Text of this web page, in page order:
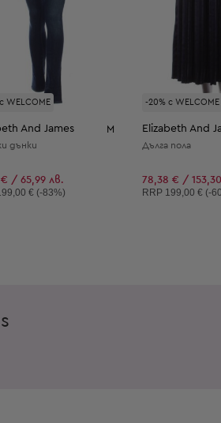
WELCOME
And James M
дънки
€ / 65,99 лв.
цена:
€ (-83%)
-20% с WELCOME
Elizabeth And
Дълга пола
78,38 € /
Препоръчителна
RRP 199,00 € (-